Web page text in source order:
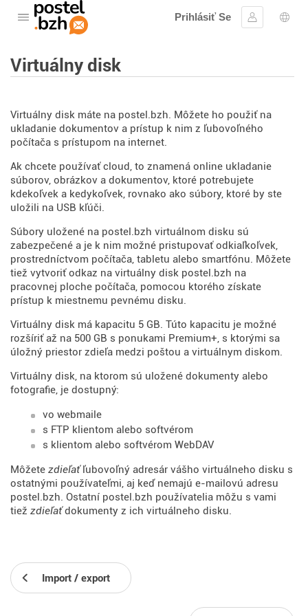
Otvorte menu
Prihlásiť Se
Prihlásiť sa
Virtuálny disk
Virtuálny disk máte na postel.bzh. Môžete ho použiť na
ukladanie dokumentov a prístup k nim z ľubovoľného
počítača s prístupom na internet.
Ak chcete používať cloud, to znamená online ukladanie
súborov, obrázkov a dokumentov, ktoré potrebujete
kdekoľvek a kedykoľvek, rovnako ako súbory, ktoré by ste
uložili na USB kľúči.
Súbory uložené na postel.bzh virtuálnom disku sú
zabezpečené a je k nim možné pristupovať odkiaľkoľvek,
prostredníctvom počítača, tabletu alebo smartfónu. Môžete
tiež vytvoriť odkaz na virtuálny disk postel.bzh na
pracovnej ploche počítača, pomocou ktorého získate
prístup k miestnemu pevnému disku.
Virtuálny disk má kapacitu 5 GB. Túto kapacitu je možné
rozšíriť až na 500 GB s ponukami Premium+, s ktorými sa
úložný priestor zdieľa medzi poštou a virtuálnym diskom.
Virtuálny disk, na ktorom sú uložené dokumenty alebo
fotografie, je dostupný:
vo webmaile
s FTP klientom alebo softvérom
s klientom alebo softvérom WebDAV
Môžete zdieľaťľubovoľný adresár vášho virtuálneho disku s
ostatnými používateľmi, aj keď nemajú e-mailovú adresu
postel.bzh. Ostatní postel.bzh používatelia môžu s vami
tiež zdieľaťdokumenty z ich virtuálneho disku.
Import / export